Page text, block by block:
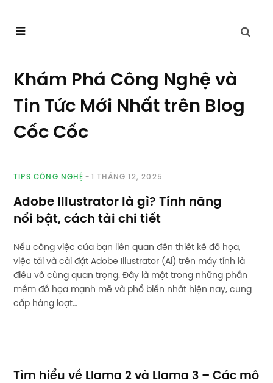
Khám Phá Công Nghệ và
Tin Tức Mới Nhất trên Blog
Cốc Cốc
TIPS CÔNG NGHỆ 1 THÁNG 12, 2025
Adobe Illustrator là gì? Tính năng
nổi bật, cách tải chi tiết
Nếu công việc của bạn liên quan đến thiết kế đồ họa,
việc tải và cài đặt Adobe Illustrator (Ai) trên máy tính là
điều vô cùng quan trọng. Đây là một trong những phần
mềm đồ họa mạnh mẽ và phổ biến nhất hiện nay, cung
cấp hàng loạt…
Tìm hiểu về Llama 2 và Llama 3 – Các mô